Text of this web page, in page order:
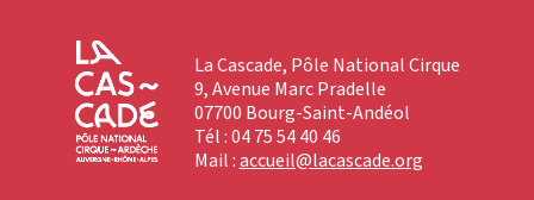
La Cascade, Pôle National Cirque
9, Avenue Marc Pradelle
07700 Bourg-Saint-Andéol
Tél : 04 75 54 40 46
Mail :accueil@lacascade.org